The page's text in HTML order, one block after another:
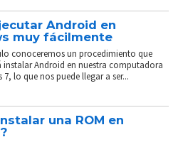
Android en
muy fácilmente
conoceremos un procedimiento que
instalar Android en nuestra computadora
lo que nos puede llegar a ser...
una ROM en